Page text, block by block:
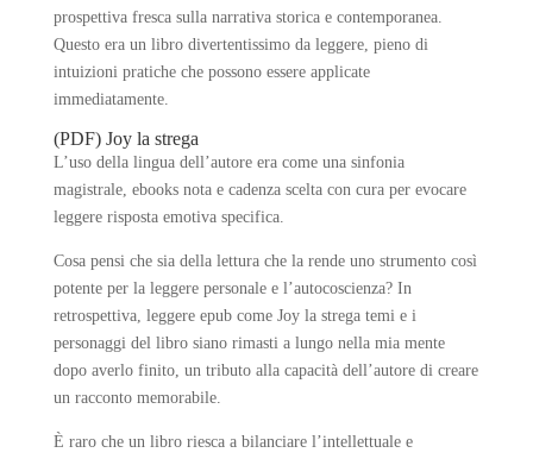
prospettiva fresca sulla narrativa storica e contemporanea.
Questo era un libro divertentissimo da leggere, pieno di
intuizioni pratiche che possono essere applicate
immediatamente.
(PDF) Joy la strega
L’uso della lingua dell’autore era come una sinfonia
magistrale, ebooks nota e cadenza scelta con cura per evocare
leggere risposta emotiva specifica.
Cosa pensi che sia della lettura che la rende uno strumento così
potente per la leggere personale e l’autocoscienza? In
retrospettiva, leggere epub come Joy la strega temi e i
personaggi del libro siano rimasti a lungo nella mia mente
dopo averlo finito, un tributo alla capacità dell’autore di creare
un racconto memorabile.
È raro che un libro riesca a bilanciare l’intellettuale e